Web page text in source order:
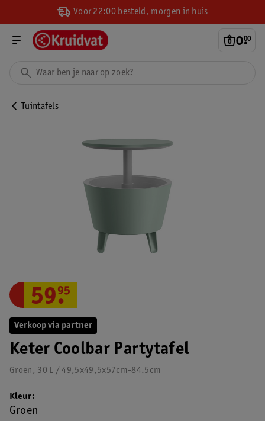
Voor 22:00 besteld, morgen in huis
0.
00
Tuintafels
Verkoop via partner
Keter Coolbar Partytafel
Groen, 30 L / 49,5x49,5x57cm-84.5cm
59.
95
Kleur
Groen